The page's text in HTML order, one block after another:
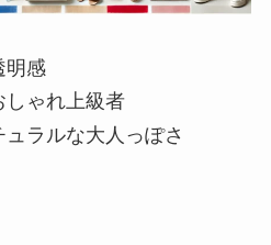
明感
しゃれ上級者
ラルな大人っぽさ